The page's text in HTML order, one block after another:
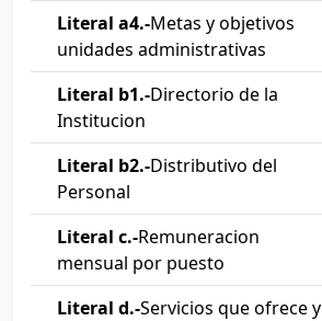
Literal a4.-Metas y objetivos
unidades administrativas
Literal b1.-Directorio de la
Institucion
Literal b2.-Distributivo del
Personal
Literal c.-Remuneracion
mensual por puesto
Literal d.-Servicios que ofrece y